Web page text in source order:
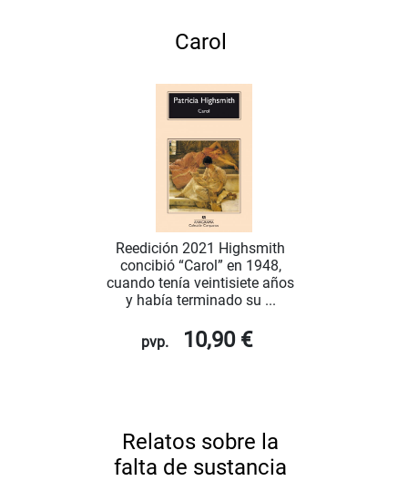
Carol
Reedición 2021 Highsmith
concibió “Carol” en 1948,
cuando tenía veintisiete años
y había terminado su ...
pvp. 10,90 €
Relatos sobre la
falta de sustancia